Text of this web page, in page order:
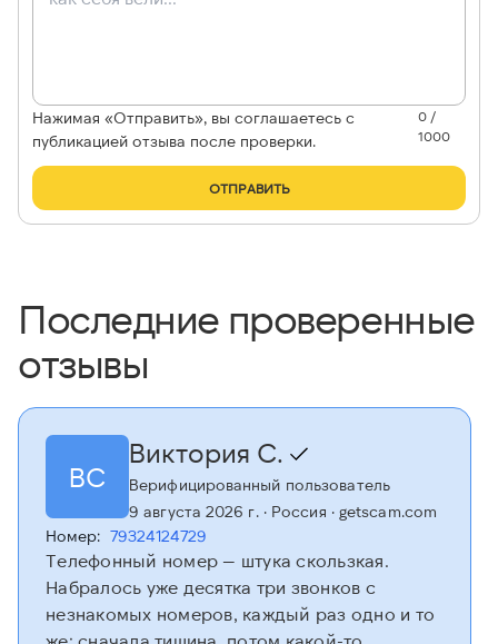
Нажимая «Отправить», вы соглашаетесь с
публикацией отзыва после проверки.
0 /
1000
ОТПРАВИТЬ
Последние проверенные
отзывы
ВС
Виктория С.
Верифицированный пользователь
9 августа 2026 г.· Россия · getscam.com
Номер: 79324124729
Телефонный номер — штука скользкая.
Набралось уже десятка три звонков с
незнакомых номеров, каждый раз одно и то